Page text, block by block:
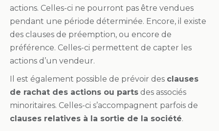
actions. Celles-ci ne pourront pas être vendues
pendant une période déterminée. Encore, il existe
des clauses de préemption, ou encore de
préférence. Celles-ci permettent de capter les
actions d’un vendeur.
Il est également possible de prévoir des clauses
de rachat des actions ou parts des associés
minoritaires. Celles-ci s’accompagnent parfois de
clauses relatives à la sortie de la société.